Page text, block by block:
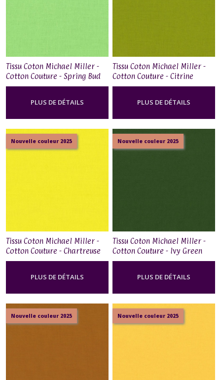
Tissu Coton Michael Miller -
Cotton Couture - Spring Bud
PLUS DE DÉTAILS
Tissu Coton Michael Miller -
Cotton Couture - Citrine
PLUS DE DÉTAILS
Nouvelle couleur 2025
Tissu Coton Michael Miller -
Cotton Couture - Chartreuse
PLUS DE DÉTAILS
Nouvelle couleur 2025
Tissu Coton Michael Miller -
Cotton Couture - Ivy Green
PLUS DE DÉTAILS
Nouvelle couleur 2025 Nouvelle couleur 2025